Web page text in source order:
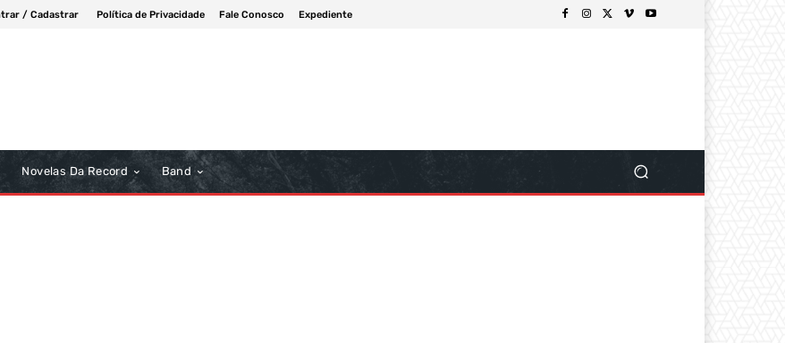
/ Cadastrar Política de Privacidade Fale Conosco Expediente
Novelas Da Record Band